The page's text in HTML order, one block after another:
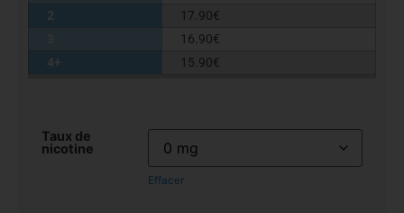
2
17.90€
16.90€
4+
15.90€
Taux de
nicotine
Effacer